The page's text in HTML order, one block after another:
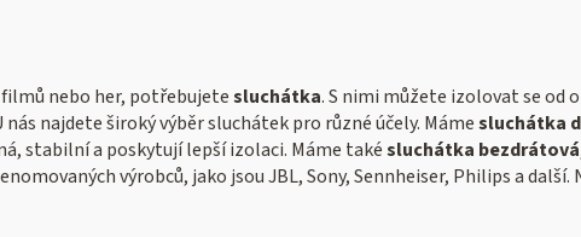
nebo her, potřebujetesluchátka. S nimi můžete izolovat se od
najdete široký výběr sluchátek pro různé účely. Mámesluchátka
stabilní a poskytují lepší izolaci. Máme takésluchátka bezdrátová
výrobců, jako jsou JBL, Sony, Sennheiser, Philips a